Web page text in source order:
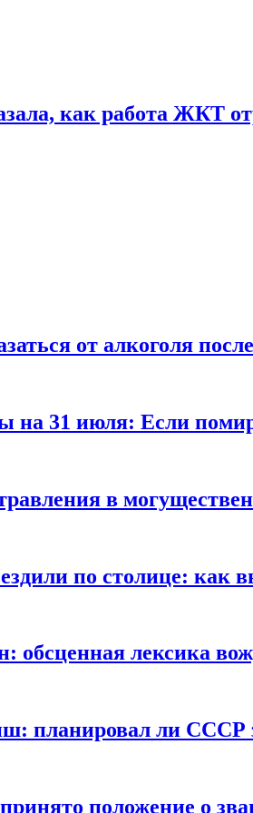
как работа ЖКТ
от алкоголя
31 июля: Если
в
по столице: как
обсценная лексика
планировал ли СССР
положение о